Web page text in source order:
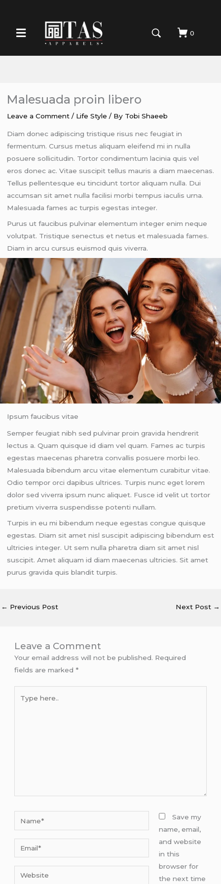
0
Malesuada proin libero
Leave a Comment / Life Style / By Tobi Shaeeb
Diam donec adipiscing tristique risus nec feugiat in
fermentum. Cursus metus aliquam eleifend mi in nulla
posuere sollicitudin. Tortor condimentum lacinia quis vel
eros donec ac. Vitae suscipit tellus mauris a diam maecenas.
Tellus pellentesque eu tincidunt tortor aliquam nulla. Dui
accumsan sit amet nulla facilisi morbi tempus iaculis urna.
Malesuada fames ac turpis egestas integer.
Purus ut faucibus pulvinar elementum integer enim neque
volutpat. Tristique senectus et netus et malesuada fames.
Diam in arcu cursus euismod quis viverra.
Ipsum faucibus vitae
Semper feugiat nibh sed pulvinar proin gravida hendrerit
lectus a. Quam quisque id diam vel quam. Fames ac turpis
egestas maecenas pharetra convallis posuere morbi leo.
Malesuada bibendum arcu vitae elementum curabitur vitae.
Odio tempor orci dapibus ultrices. Turpis nunc eget lorem
dolor sed viverra ipsum nunc aliquet. Fusce id velit ut tortor
pretium viverra suspendisse potenti nullam.
Turpis in eu mi bibendum neque egestas congue quisque
egestas. Diam sit amet nisl suscipit adipiscing bibendum est
ultricies integer. Ut sem nulla pharetra diam sit amet nisl
suscipit. Amet aliquam id diam maecenas ultricies. Sit amet
purus gravida quis blandit turpis.
← Previous Post Next Post →
Leave a Comment
Your email address will not be published. Required
fields are marked *
here..
Website
Save my
name, email,
and website
in this
browser for
the next time